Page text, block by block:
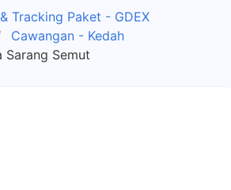
Tracking Paket - GDEX
Cawangan - Kedah
Sarang Semut